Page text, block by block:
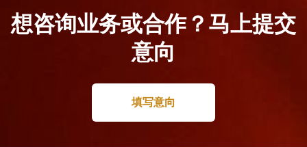
想咨询业务或合作？马上提交
意向
填写意向